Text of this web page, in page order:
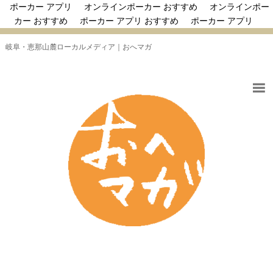
ポーカー アプリ オンラインポーカー おすすめ
オンラインポー
カー おすすめ
ポーカー アプリ おすすめ ポーカー アプリ
岐阜・恵那山麓ローカルメディア｜おへマガ